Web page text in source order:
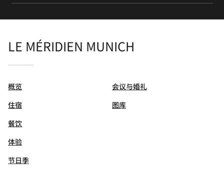
LE MÉRIDIEN MUNICH
概览
住宿
餐饮
体验
节日季
会议与婚礼
图库